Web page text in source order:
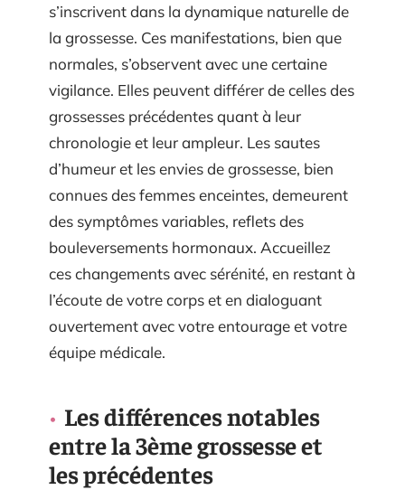
s’inscrivent dans la dynamique naturelle de
la grossesse. Ces manifestations, bien que
normales, s’observent avec une certaine
vigilance. Elles peuvent différer de celles des
grossesses précédentes quant à leur
chronologie et leur ampleur. Les sautes
d’humeur et les envies de grossesse, bien
connues des femmes enceintes, demeurent
des symptômes variables, reflets des
bouleversements hormonaux. Accueillez
ces changements avec sérénité, en restant à
l’écoute de votre corps et en dialoguant
ouvertement avec votre entourage et votre
équipe médicale.
Les différences notables
entre la 3ème grossesse et
les précédentes